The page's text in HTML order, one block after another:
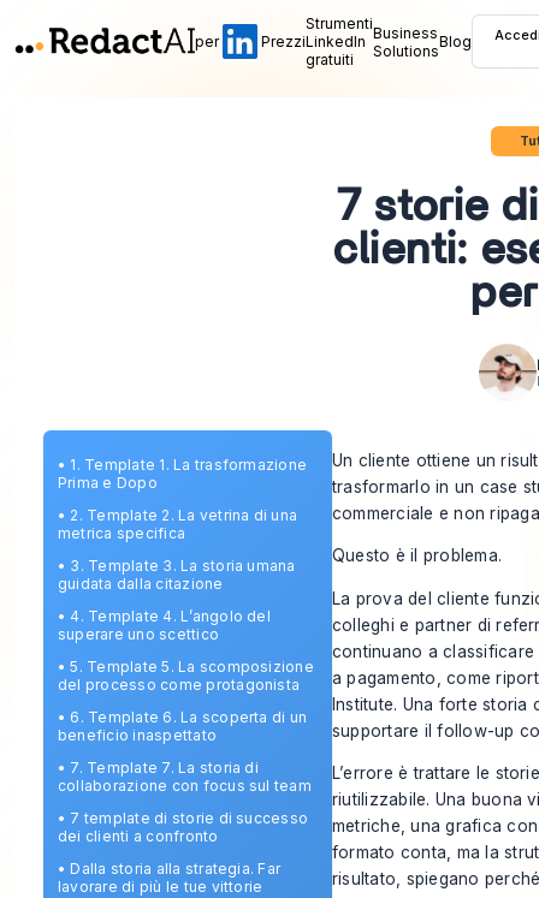
per Prezzi
Strumenti
LinkedIn
gratuiti
Business
SolutionsBlog
7 storie
clienti:
• 1. Template 1. La trasformazione
Prima e Dopo
• 2. Template 2. La vetrina di una
metrica specifica
• 3. Template 3. La storia umana
guidata dalla citazione
• 4. Template 4. L’angolo del
superare uno scettico
•5. Template 5. La scomposizione
del processo come protagonista
• 6. Template 6. La scoperta di un
beneficio inaspettato
• 7. Template 7. La storia di
collaborazione con focus sul team
• 7 template di storie di successo
dei clienti a confronto
• Dalla storia alla strategia. Far
lavorare di più le tue vittorie
Un cliente ottiene un
trasformarlo in un case
commerciale e non
Questo è il problema.
La prova del cliente
colleghi e partner di
continuano a
a pagamento, come
Institute. Una forte storia
supportare il follow-up
L’errore è trattare le
riutilizzabile. Una buona
metriche, una grafica
formato conta, ma la
risultato, spiegano